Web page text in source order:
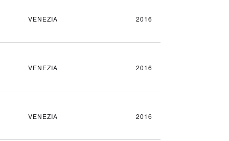
VENEZIA 2016
VENEZIA 2016
VENEZIA 2016